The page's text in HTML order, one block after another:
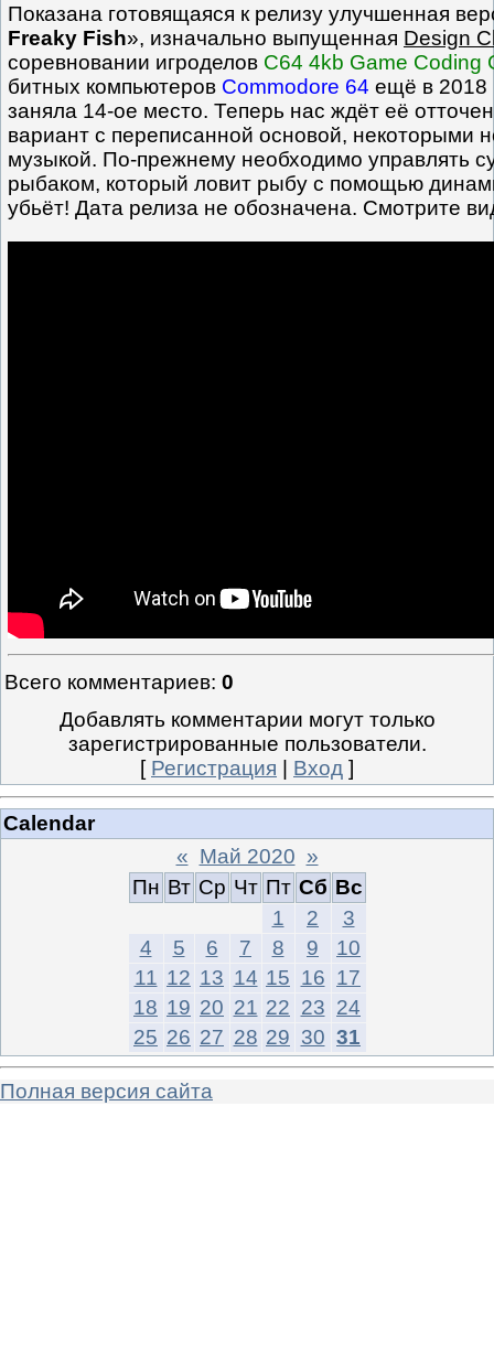
Показана готовящаяся к релизу улучшенная
Freaky Fish», изначально выпущенная Design
соревновании игроделов C64 4kb Game Coding
битных компьютеров Commodore 64 ещё в 2018
заняла 14-ое место. Теперь нас ждёт её
вариант с переписанной основой, некоторыми
музыкой. По-прежнему необходимо управлять
рыбаком, который ловит рыбу с помощью
убьёт! Дата релиза не обозначена. Смотрите
Всего комментариев: 0
Добавлять комментарии могут только
зарегистрированные пользователи.
[ Регистрация Вход ]
Calendar
« Май 2020 »
Пн Вт Ср Чт Пт Сб Вс
1
2
3
4
5 6 7 8 9
10
11 12 13 14 15 16 17
18 19 20 21 22 23 24
25 26 27 28 29 30 31
Полная версия сайта